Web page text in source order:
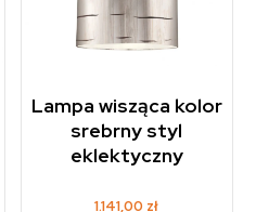
Lampa wisząca kolor
srebrny styl
eklektyczny
1.141,00 zł